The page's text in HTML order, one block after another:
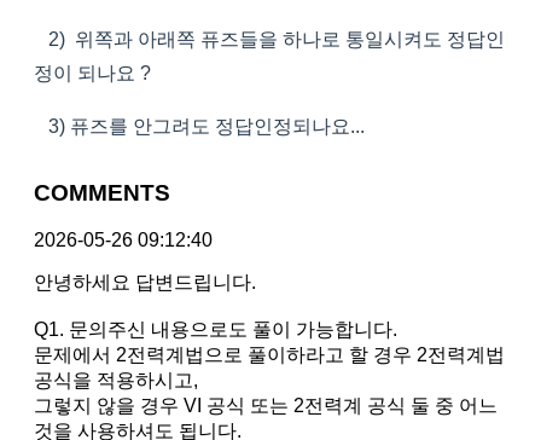
2) 위쪽과 아래쪽 퓨즈들을 하나로 통일시켜도 정답인
정이 되나요 ?
3) 퓨즈를 안그려도 정답인정되나요...
COMMENTS
2026-05-26 09:12:40
안녕하세요 답변드립니다.
Q1. 문의주신 내용으로도 풀이 가능합니다.
문제에서 2전력계법으로 풀이하라고 할 경우 2전력계법
공식을 적용하시고,
그렇지 않을 경우 VI 공식 또는 2전력계 공식 둘 중 어느
것을 사용하셔도 됩니다.